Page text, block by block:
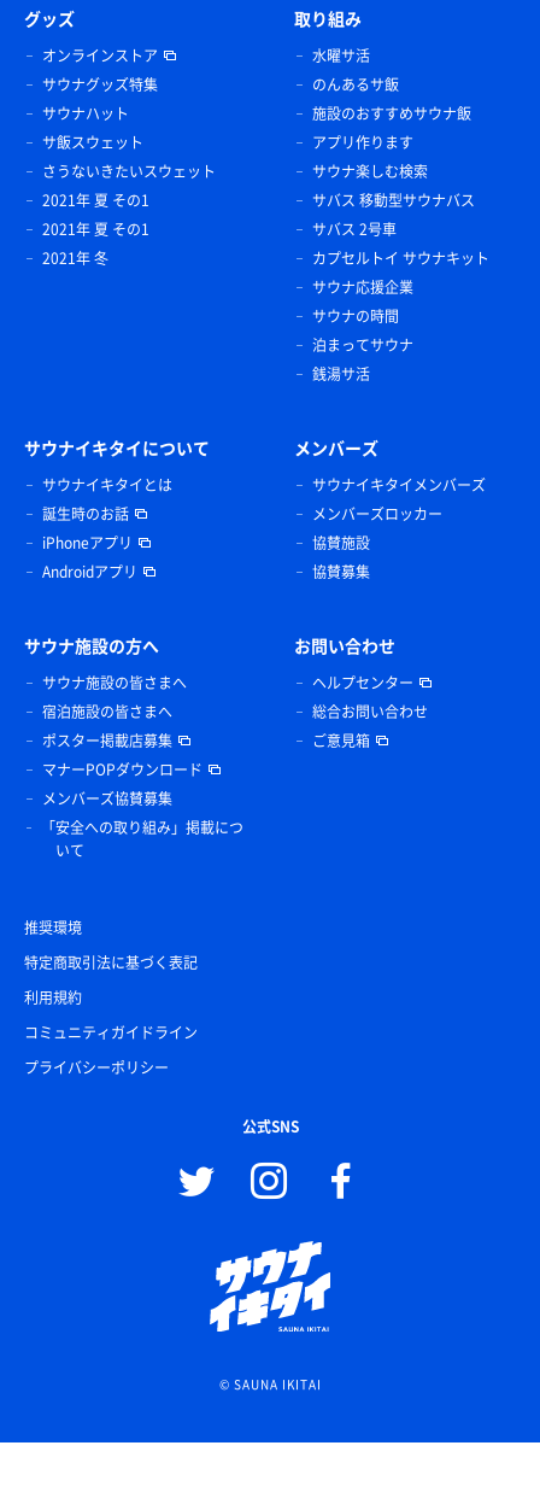
グッズ
オンラインストア
サウナグッズ特集
サウナハット
サ飯スウェット
さうないきたいスウェット
2021年 夏 その1
2021年 夏 その1
2021年 冬
取り組み
水曜サ活
のんあるサ飯
施設のおすすめサウナ飯
アプリ作ります
サウナ楽しむ検索
サバス 移動型サウナバス
サバス 2号車
カプセルトイ サウナキット
サウナ応援企業
サウナの時間
泊まってサウナ
銭湯サ活
サウナイキタイについて
サウナイキタイとは
誕生時のお話
iPhoneアプリ
Androidアプリ
メンバーズ
サウナイキタイメンバーズ
メンバーズロッカー
協賛施設
協賛募集
サウナ施設の方へ
サウナ施設の皆さまへ
宿泊施設の皆さまへ
ポスター掲載店募集
マナーPOPダウンロード
メンバーズ協賛募集
「安全への取り組み」掲載につ
いて
お問い合わせ
ヘルプセンター
総合お問い合わせ
ご意見箱
推奨環境
特定商取引法に基づく表記
利用規約
コミュニティガイドライン
プライバシーポリシー
公式SNS
© SAUNA IKITAI